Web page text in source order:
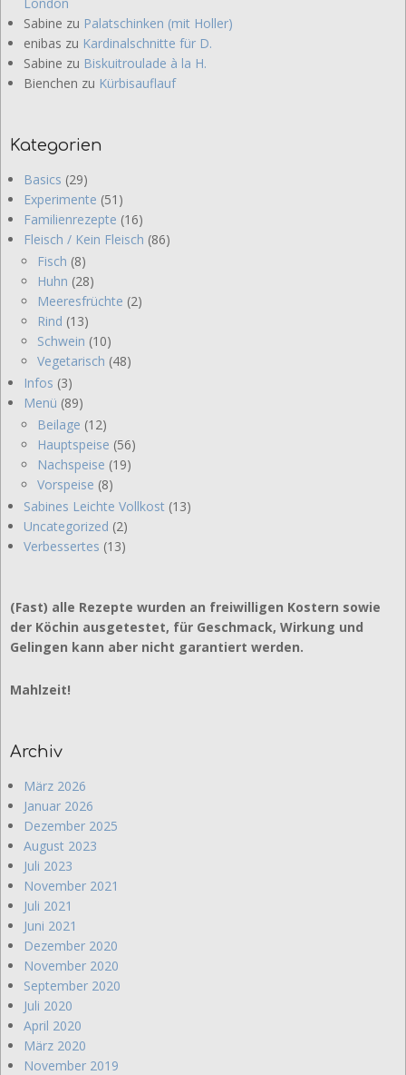
Sabine zu Palatschinken (mit Holler)
enibas zu Kardinalschnitte für D.
Sabine zu Biskuitroulade à la H.
Bienchen zu Kürbisauflauf
Kategorien
Basics (29)
Experimente (51)
Familienrezepte (16)
Fleisch / Kein Fleisch (86)
Fisch (8)
Huhn (28)
Meeresfrüchte (2)
Rind (13)
Schwein (10)
Vegetarisch (48)
Infos (3)
Menü (89)
Beilage (12)
Hauptspeise (56)
Nachspeise (19)
Vorspeise (8)
Sabines Leichte Vollkost (13)
Uncategorized (2)
Verbessertes (13)
(Fast) alle Rezepte wurden an freiwilligen Kostern sowie
der Köchin ausgetestet, für Geschmack, Wirkung und
Gelingen kann aber nicht garantiert werden.
Mahlzeit!
Archiv
März 2026
Januar 2026
Dezember 2025
August 2023
Juli 2023
November 2021
Juli 2021
Juni 2021
Dezember 2020
November 2020
September 2020
Juli 2020
April 2020
März 2020
November 2019